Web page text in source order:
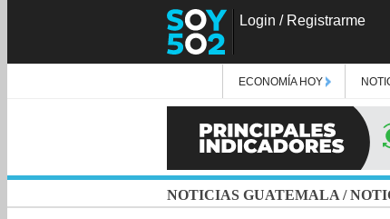
Login / Registrarme
ECONOMÍA HOY
NOTICIAS GUATEMALA /